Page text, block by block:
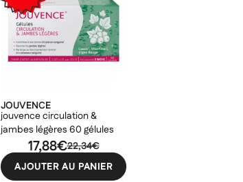
JOUVENCE
jouvence circulation &
jambes légères 60 gélules
22,34€
17,88€
AJOUTER AU PANIER